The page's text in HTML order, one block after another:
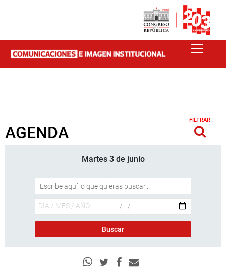
AGENDA
FILTRAR
Martes 3 de junio